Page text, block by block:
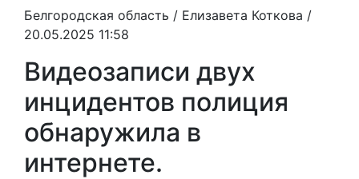
Белгородская область / Елизавета Коткова /
20.05.2025 11:58
Видеозаписи двух
инцидентов полиция
обнаружила в
интернете.